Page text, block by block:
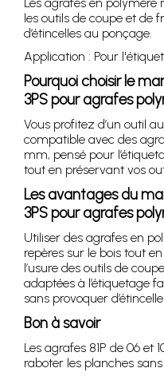
les outils de coupe et de
d’étincelles au ponçage.
Application : Pour
Pourquoi choisir le
3PS pour agrafes
Vous profitez d’un outil
compatible avec des
mm, pensé pour
tout en préservant vos
Les avantages du
3PS pour agrafes
Utiliser des agrafes en
repères sur le bois tout
l’usure des outils de
adaptées à l’étiquetage
sans provoquer
Bon à savoir
Les agrafes 81P de 06
raboter les planches